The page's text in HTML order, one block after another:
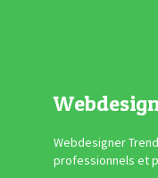
Webdesigner
professionnels et